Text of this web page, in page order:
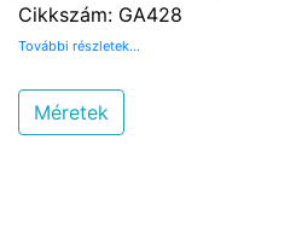
Cikkszám: GA428
További részletek...
Méretek